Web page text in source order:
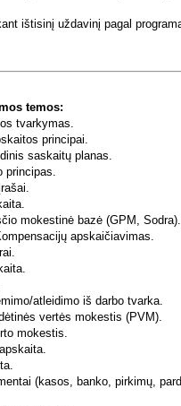
ištisinį uždavinį pagal
temos:
tvarkymas.
principai.
saskaitų planas.
principas.
mokestinė bazė (GPM, Sodra).
apskaičiavimas.
atleidimo iš darbo tvarka.
vertės mokestis (PVM).
mokestis.
(kasos, banko, pirkimų,